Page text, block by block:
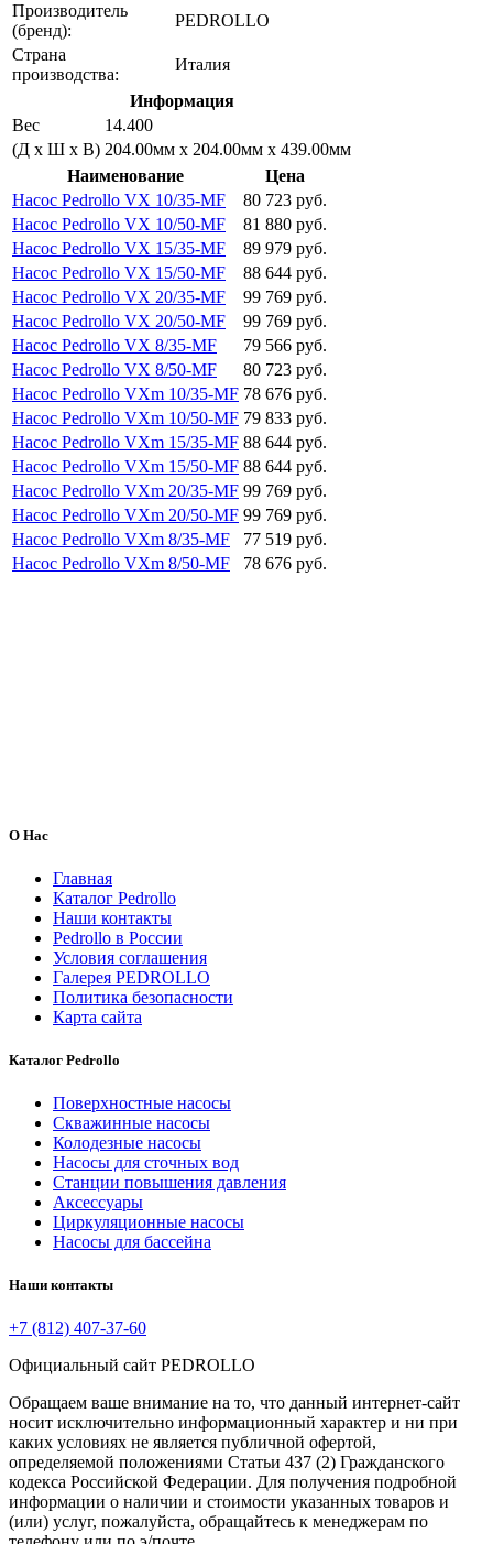
Производитель
(бренд):
PEDROLLO
Страна
производства:
Италия
Информация
Вес
14.400
(Д х Ш х В) 204.00мм x 204.00мм x 439.00мм
Наименование
Цена
Насос Pedrollo VX 10/35-MF
80 723 руб.
Насос Pedrollo VX 10/50-MF
81 880 руб.
Насос Pedrollo VX 15/35-MF
89 979 руб.
Насос Pedrollo VX 15/50-MF
88 644 руб.
Насос Pedrollo VX 20/35-MF
99 769 руб.
Насос Pedrollo VX 20/50-MF
99 769 руб.
Насос Pedrollo VX 8/35-MF
79 566 руб.
Насос Pedrollo VX 8/50-MF
80 723 руб.
Насос Pedrollo VXm 10/35-MF 78 676 руб.
Насос Pedrollo VXm 10/50-MF 79 833 руб.
Насос Pedrollo VXm 15/35-MF 88 644 руб.
Насос Pedrollo VXm 15/50-MF 88 644 руб.
Насос Pedrollo VXm 20/35-MF 99 769 руб.
Насос Pedrollo VXm 20/50-MF 99 769 руб.
Насос Pedrollo VXm 8/35-MF
77 519 руб.
Насос Pedrollo VXm 8/50-MF
78 676 руб.
О Нас
Главная
Каталог Pedrollo
Наши контакты
Pedrollo в России
Условия соглашения
Галерея PEDROLLO
Политика безопасности
Карта сайта
Каталог Pedrollo
Поверхностные насосы
Скважинные насосы
Колодезные насосы
Насосы для сточных вод
Станции повышения давления
Аксессуары
Циркуляционные насосы
Насосы для бассейна
Наши контакты
+7 (812) 407-37-60
Официальный сайт PEDROLLO
Обращаем ваше внимание на то, что данный интернет-сайт
носит исключительно информационный характер и ни при
каких условиях не является публичной офертой,
определяемой положениями Статьи 437 (2) Гражданского
кодекса Российской Федерации. Для получения подробной
информации о наличии и стоимости указанных товаров и
(или) услуг, пожалуйста, обращайтесь к менеджерам по